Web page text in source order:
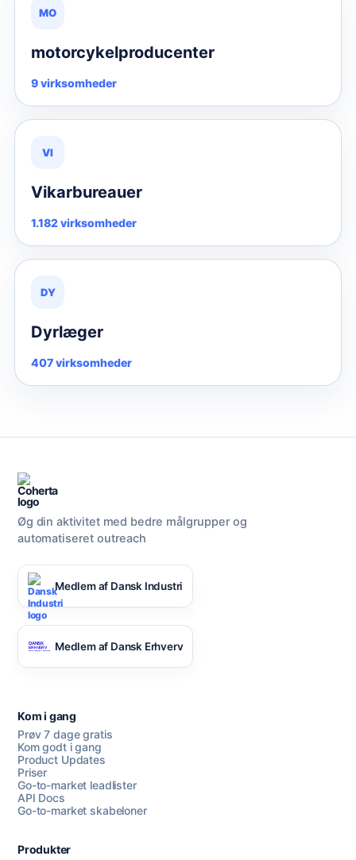
MO
motorcykelproducenter
9 virksomheder
VI
Vikarbureauer
1.182 virksomheder
DY
Dyrlæger
407 virksomheder
Øg din aktivitet med bedre målgrupper og
automatiseret outreach
Medlem af Dansk Industri
Medlem af Dansk Erhverv
Kom i gang
Prøv 7 dage gratis
Kom godt i gang
Product Updates
Priser
Go-to-market leadlister
API Docs
Go-to-market skabeloner
Produkter